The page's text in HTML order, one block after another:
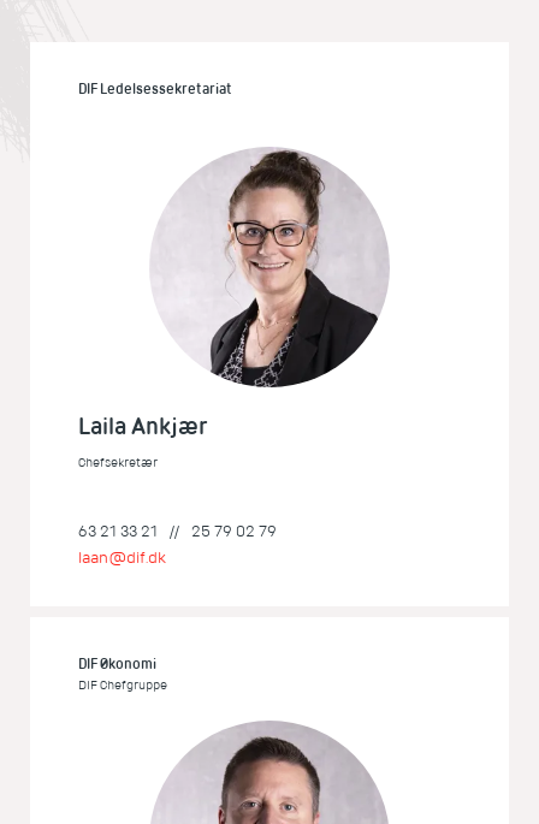
DIF Ledelsessekretariat
Laila Ankjær
Chefsekretær
63 21 33 21 // 25 79 02 79
laan@dif.dk
DIF Økonomi
DIF Chefgruppe